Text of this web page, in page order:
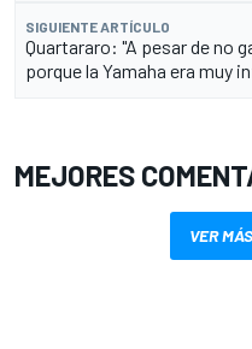
SIGUIENTE ARTÍCULO
Quartararo: "A pesar de no
porque la Yamaha era muy
MEJORES
VER